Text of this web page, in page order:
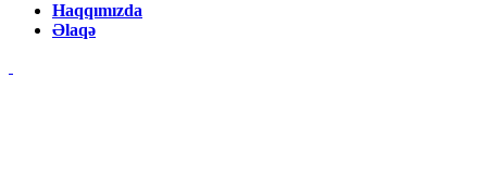
Haqqımızda
Əlaqə